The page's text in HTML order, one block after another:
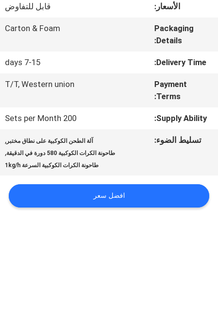
الجودة
اتصل
أخبار
اطلب
اقتباس
الأسعار: قابل للتفاوض
Packaging
Details:
Carton & Foam
Delivery Time:
7-15 days
Payment
Terms:
T/T, Western union
Supply Ability:
200 Sets per Month
تسليط الضوء: آلة الطحن الكوكبية على نطاق مختبر ,
طاحونة الكرات الكوكبية 580 دورة في الدقيقة ,
طاحونة الكرات الكوكبية السرعة 1kg/h
افضل سعر